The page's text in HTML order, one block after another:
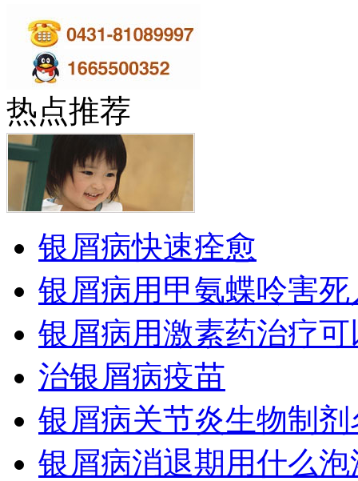
热点推荐
银屑病快速痊愈
银屑病用甲氨蝶呤害死
银屑病用激素药治疗可
治银屑病疫苗
银屑病关节炎生物制剂
银屑病消退期用什么泡